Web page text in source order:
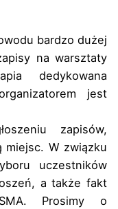
bardzo dużej
na warsztaty
dedykowana
jest
zapisów,
miejsc. W związku
uczestników
a także fakt
Prosimy o